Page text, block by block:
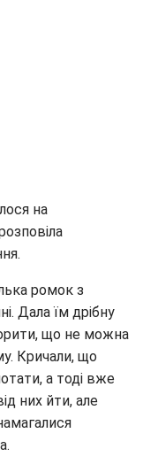
на
ромок з
Дала їм дрібну
що не можна
Кричали, що
а тоді вже
них йти, але